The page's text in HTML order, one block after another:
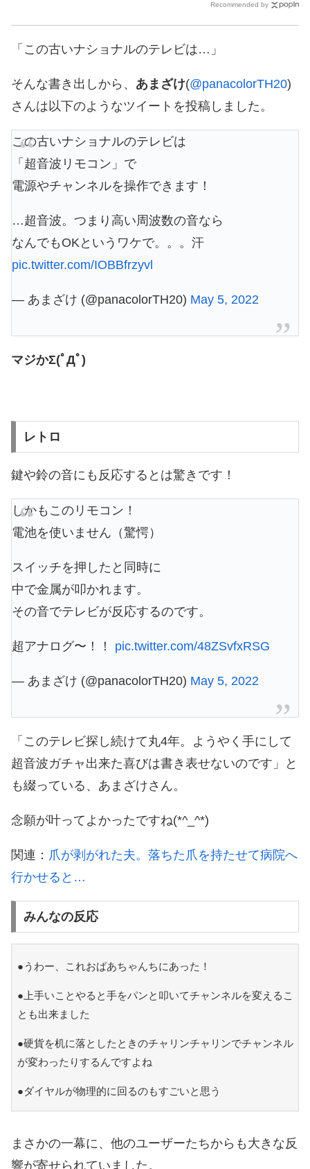
Recommended by
「この古いナショナルのテレビは…」
そんな書き出しから、 あまざけ(@panacolorTH20)
さんは以下のようなツイートを投稿しました。
この古いナショナルのテレビは
「超音波リモコン」で
電源やチャンネルを操作できます！
…超音波。つまり高い周波数の音なら
なんでもOKというワケで。。。汗
pic.twitter.com/IOBBfrzyvl
— あまざけ (@panacolorTH20) May 5, 2022
マジかΣ(ﾟДﾟ)
レトロ
鍵や鈴の音にも反応するとは驚きです！
しかもこのリモコン！
電池を使いません（驚愕）
スイッチを押したと同時に
中で金属が叩かれます。
その音でテレビが反応するのです。
超アナログ〜！！ pic.twitter.com/48ZSvfxRSG
— あまざけ (@panacolorTH20) May 5, 2022
「このテレビ探し続けて丸4年。ようやく手にして
超音波ガチャ出来た喜びは書き表せないのです」と
も綴っている、あまざけさん。
念願が叶ってよかったですね(*^_^*)
関連： 爪が剥がれた夫。落ちた爪を持たせて病院へ
行かせると…
みんなの反応
●うわー、これおばあちゃんちにあった！
●上手いことやると手をパンと叩いてチャンネルを変えるこ
とも出来ました
●硬貨を机に落としたときのチャリンチャリンでチャンネル
が変わったりするんですよね
●ダイヤルが物理的に回るのもすごいと思う
まさかの一幕に、他のユーザーたちからも大きな反
響が寄せられていました。